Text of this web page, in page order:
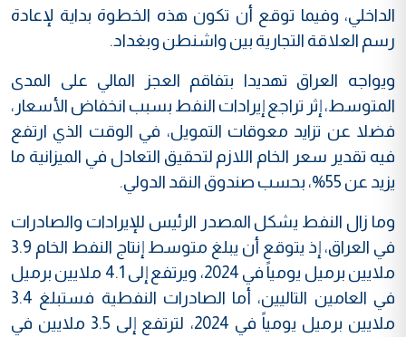
الداخلي، وفيما توقع أن تكون هذه الخطوة بداية لإعادة
رسم العلاقة التجارية بين واشنطن وبغداد.
ويواجه العراق تهديدا بتفاقم العجز المالي على المدى
المتوسط، إثر تراجع إيرادات النفط بسبب انخفاض الأسعار،
فضلا عن تزايد معوقات التمويل، في الوقت الذي ارتفع
فيه تقدير سعر الخام اللازم لتحقيق التعادل في الميزانية ما
يزيد عن 55%، بحسب صندوق النقد الدولي.
وما زال النفط يشكل المصدر الرئيس للإيرادات والصادرات
في العراق، إذ يتوقع أن يبلغ متوسط إنتاج النفط الخام 3.9
ملايين برميل يومياً في 2024، ويرتفع إلى 4.1 ملايين برميل
في العامين التاليين، أما الصادرات النفطية فستبلغ 3.4
ملايين برميل يومياً في 2024، لترتفع إلى 3.5 ملايين في